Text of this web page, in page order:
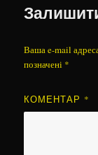
Ваша e-mail
позначені *
КОМЕНТАР *